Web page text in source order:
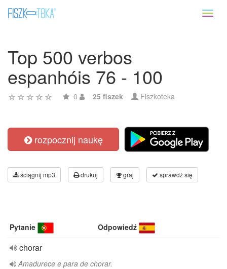
Top 500 verbos
espanhóis 76 - 100
0 25 fiszek Fiszkoteka
rozpocznij naukę
ściągnij mp3 drukuj graj sprawdź się
Pytanie Odpowiedź
chorar
Amadurece e para de chorar.